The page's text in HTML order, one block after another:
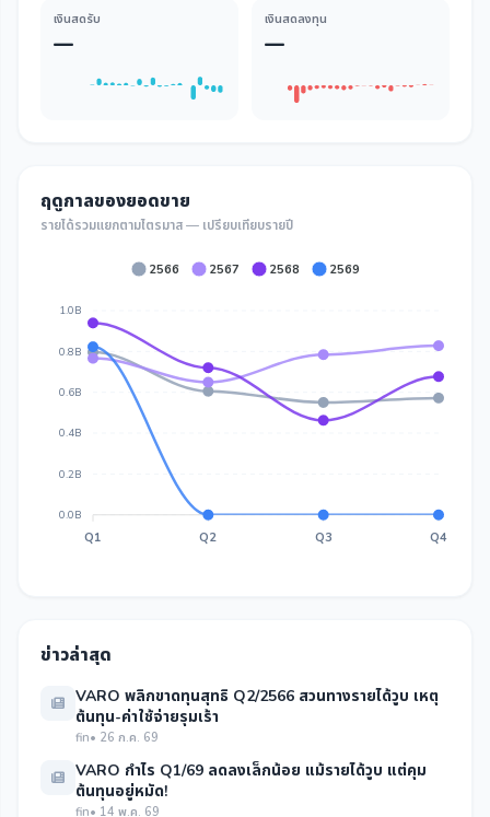
เงินสดรับ
—
เงินสดลงทุน
—
ฤดูกาลของยอดขาย
รายได้รวมแยกตามไตรมาส — เปรียบเทียบรายปี
2566 2567 2568 2569
1.0B
0.8B
0.6B
0.4B
0.2B
0.0B
Q1 Q2 Q3 Q4
ข่าวล่าสุด
VARO พลิกขาดทุนสุทธิ Q2/2566 สวนทางรายได้วูบ เหตุ
ต้นทุน-ค่าใช้จ่ายรุมเร้า
fin• 26 ก.ค. 69
VARO กำไร Q1/69 ลดลงเล็กน้อย แม้รายได้วูบ แต่คุม
ต้นทุนอยู่หมัด!
fin• 14 พ.ค. 69